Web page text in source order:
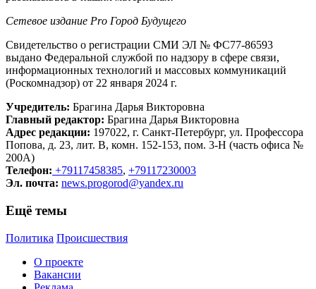
Сетевое издание Рrо Город Будущего
Свидетельство о регистрации СМИ ЭЛ № ФС77-86593
выдано Федеральной службой по надзору в сфере связи,
информационных технологий и массовых коммуникаций
(Роскомнадзор) от 22 января 2024 г.
Учредитель: Брагина Дарья Викторовна
Главный редактор: Брагина Дарья Викторовна
Адрес редакции: 197022, г. Санкт-Петербург, ул. Профессора
Попова, д. 23, лит. В, комн. 152-153, пом. 3-Н (часть офиса №
200А)
Телефон: +79117458385, +79117230003
Эл. почта: news.progorod@yandex.ru
Ещё темы
Политика Происшествия
О проекте
Вакансии